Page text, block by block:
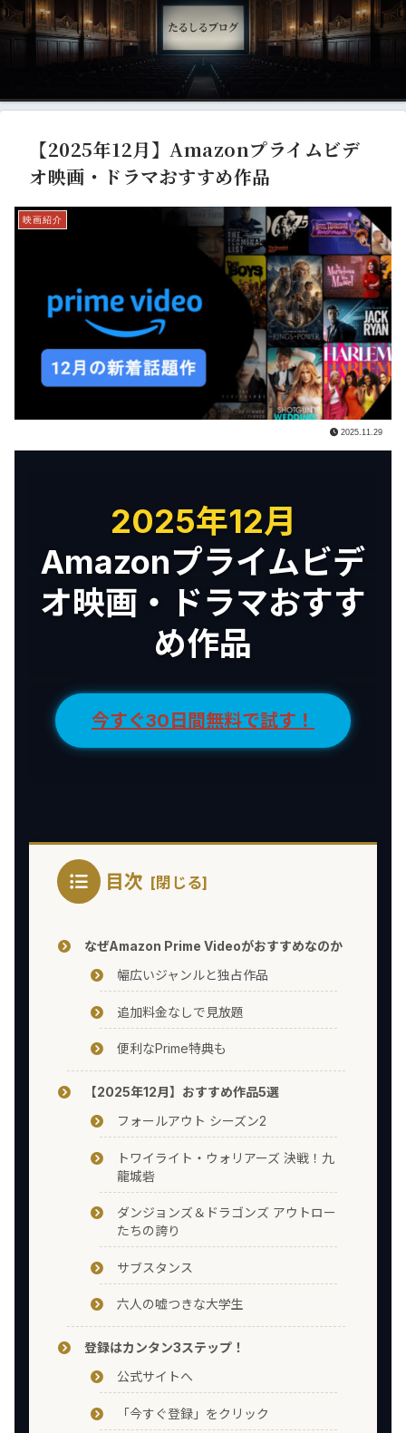
【2025年12月】Amazonプライムビデ
オ映画・ドラマおすすめ作品
映画紹介
2025.11.29
2025年12月
Amazonプライムビデ
オ映画・ドラマおすす
め作品
今すぐ30日間無料で試す！
目次
なぜAmazon Prime Videoがおすすめなのか
幅広いジャンルと独占作品
追加料金なしで見放題
便利なPrime特典も
【2025年12月】おすすめ作品5選
フォールアウト シーズン2
トワイライト・ウォリアーズ 決戦！九
龍城砦
ダンジョンズ＆ドラゴンズ アウトロー
たちの誇り
サブスタンス
六人の嘘つきな大学生
登録はカンタン3ステップ！
公式サイトへ
「今すぐ登録」をクリック